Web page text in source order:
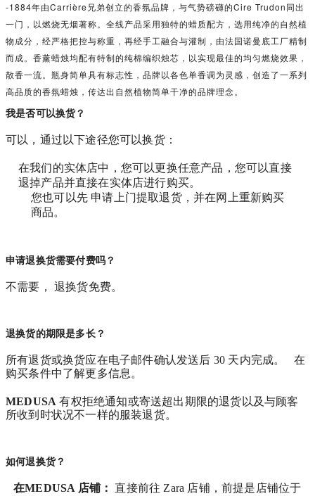
-1884年由Carrière兄弟创立的香氛品牌，与气势磅礴的Cire Trudon同出
一门，以燃烧无烟著称。全线产品采用独特的蜡质配方，选用纯净的自然植
物成分，经严格把控与称重，再经手工融合与灌制，由法国诺曼底工厂精制
而成。香薰蜡烛均配有特制的纯棉编织烛芯，以实现最佳的均匀燃烧效果，
散香一流。瓶身简单具有标志性，品牌以各色单香调为灵感，创造了一系列
高品质的香氛蜡烛，传达出自然植物简单干净的品牌理念。
我是否可以换货？
可以，通过以下途径您可以换货：
在我们的实体店中，您可以更换任意产品，您可以直接
退掉产品并直接在实体店进行购买。
您也可以先 申请上门提取退货，并在网上重新购买
商品。
申请退换货需要付费吗？
不需要， 退换货免费。
退换货的期限是多长？
所有退货或换货应在电子邮件确认发送后 30 天内完成。 在
购买条件中了解更多信息。
MEDUSA有权拒绝通知或寄送超出期限的退货以及与顾客
所收到时状况不一样的服装退货。
如何退换货？
在MEDUSA 店铺：直接前往 Zara 店铺，前提是店铺位于